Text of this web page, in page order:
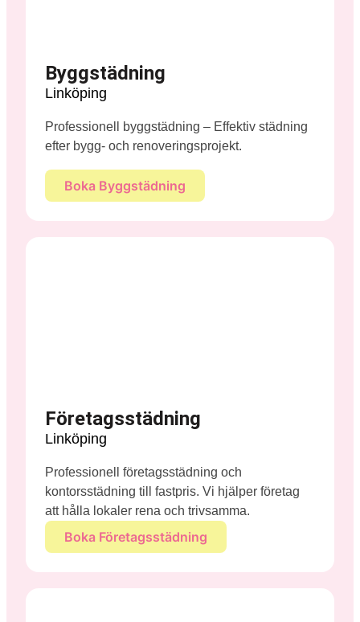
Byggstädning
Linköping
Professionell byggstädning – Effektiv städning
efter bygg- och renoveringsprojekt.
Boka Byggstädning
Företagsstädning
Linköping
Professionell företagsstädning och
kontorsstädning till fastpris. Vi hjälper företag
att hålla lokaler rena och trivsamma.
Boka Företagsstädning